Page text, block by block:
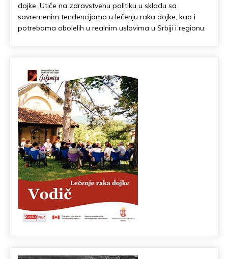
dojke. Utiče na zdravstvenu politiku u skladu sa
savremenim tendencijama u lečenju raka dojke, kao i
potrebama obolelih u realnim uslovima u Srbiji i regionu.